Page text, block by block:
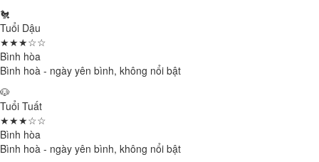
🐔
Tuổi Dậu
★★★☆☆
Bình hòa
Bình hoà - ngày yên bình, không nổi bật
🐶
Tuổi Tuất
★★★☆☆
Bình hòa
Bình hoà - ngày yên bình, không nổi bật